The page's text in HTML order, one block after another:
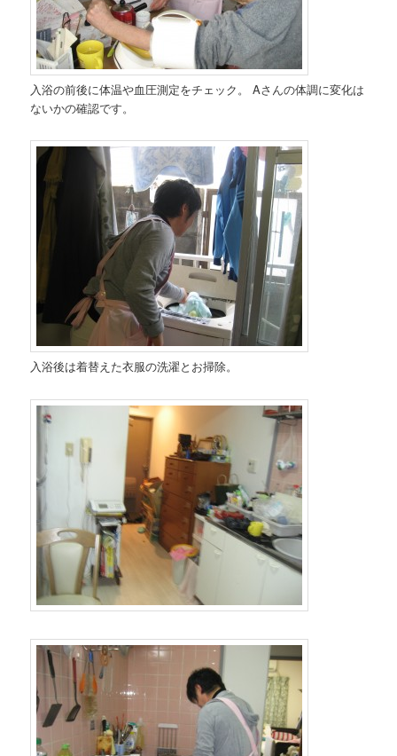
入浴の前後に体温や血圧測定をチェック。
Aさんの体調に変化は
ないかの確認です。
入浴後は着替えた衣服の洗濯とお掃除。